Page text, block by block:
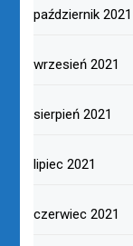
październik 2021
wrzesień 2021
sierpień 2021
lipiec 2021
czerwiec 2021